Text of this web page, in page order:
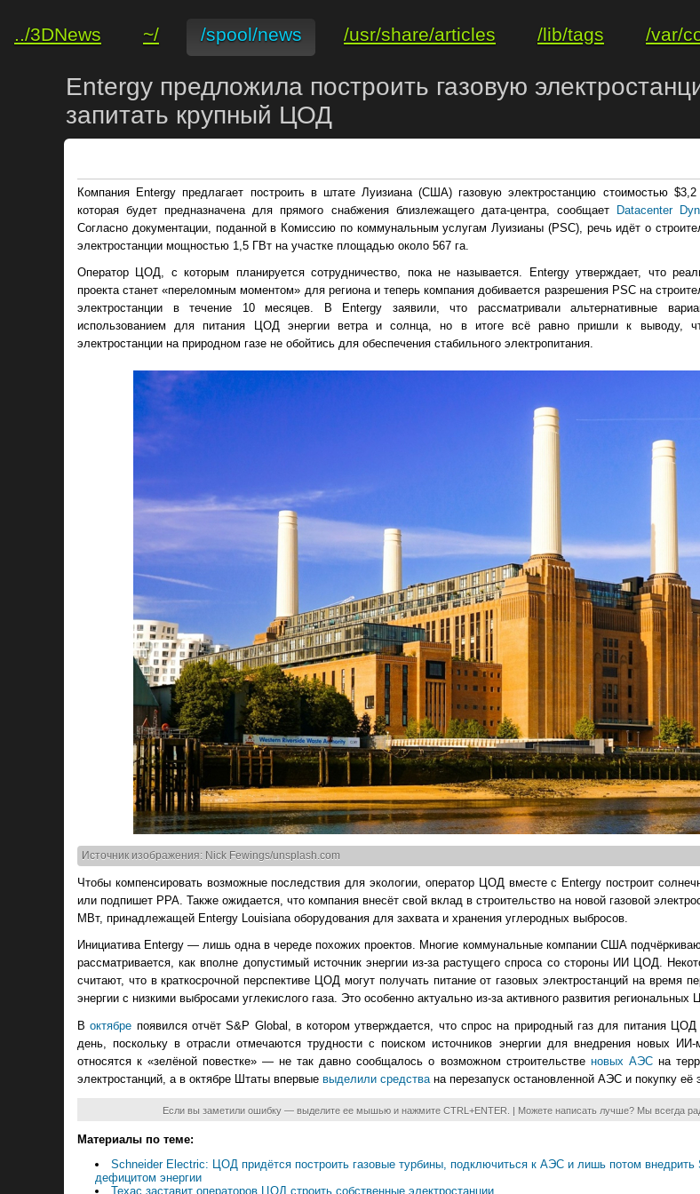
../3DNews ~/ /spool/news /usr/share/articles /lib/tags /var/
Entergy предложила построить газовую
запитать крупный ЦОД
Компания Entergy предлагает построить в штате Луизиана (США) газовую электростанцию стоимостью
которая будет предназначена для прямого снабжения близлежащего дата-центра, сообщает
Datacenter
Согласно документации, поданной в Комиссию по коммунальным услугам Луизианы (PSC), речь идёт о
электростанции мощностью 1,5 ГВт на участке площадью около 567 га.
Оператор ЦОД, с которым планируется сотрудничество, пока не называется. Entergy утверждает, что
проекта станет «переломным моментом» для региона и теперь компания добивается разрешения PSC на
электростанции в течение 10 месяцев. В Entergy заявили, что рассматривали альтернативные
использованием для питания ЦОД энергии ветра и солнца, но в итоге всё равно пришли к выводу,
электростанции на природном газе не обойтись для обеспечения стабильного электропитания.
Источник изображения: Nick Fewings/unsplash.com
Чтобы компенсировать возможные последствия для экологии, оператор ЦОД вместе с Entergy построит
или подпишет PPA. Также ожидается, что компания внесёт свой вклад в строительство на новой газовой
МВт, принадлежащей Entergy Louisiana оборудования для захвата и хранения углеродных выбросов.
Инициатива Entergy — лишь одна в череде похожих проектов. Многие коммунальные компании США
рассматривается, как вполне допустимый источник энергии из-за растущего спроса со стороны ИИ ЦОД.
считают, что в краткосрочной перспективе ЦОД могут получать питание от газовых электростанций на время
энергии с низкими выбросами углекислого газа. Это особенно актуально из-за активного развития региональных
Воктябре появился отчёт S&P Global, в котором утверждается, что спрос на природный газ для питания
день, поскольку в отрасли отмечаются трудности с поиском источников энергии для внедрения новых
относятся к «зелёной повестке» — не так давно сообщалось о возможном строительстве новых АЭСна
электростанций, а в октябре Штаты впервые выделили средствана перезапуск остановленной АЭС и покупку её
Если вы заметили ошибку — выделите ее мышью и нажмите CTRL+ENTER. | Можете написать лучше? Мы всегда
Материалы по теме:
Schneider Electric: ЦОД придётся построить газовые турбины, подключиться к АЭС и лишь потом внедрить
дефицитом энергии
Техас заставит операторов ЦОД строить собственные электростанции